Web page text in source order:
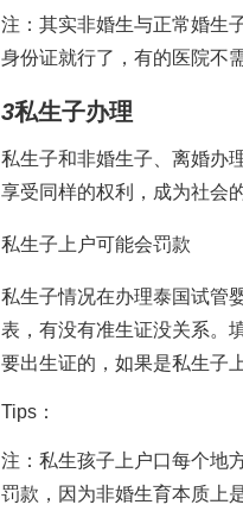
注：其实非婚生与正常婚生
身份证就行了，有的医院不
3私生子办理
私生子和非婚生子、离婚办
享受同样的权利，成为社会
私生子上户可能会罚款
私生子情况在办理泰国试管
表，有没有准生证没关系。
要出生证的，如果是私生子
Tips：
注：私生孩子上户口每个地
罚款，因为非婚生育本质上